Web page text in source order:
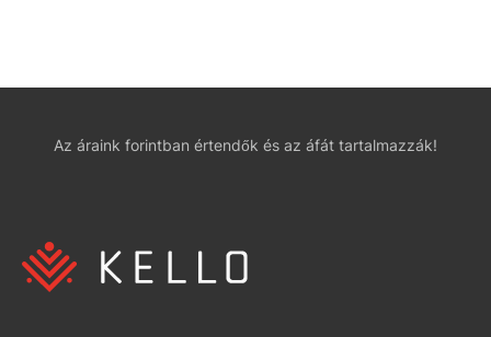
Az áraink forintban értendők és az áfát tartalmazzák!